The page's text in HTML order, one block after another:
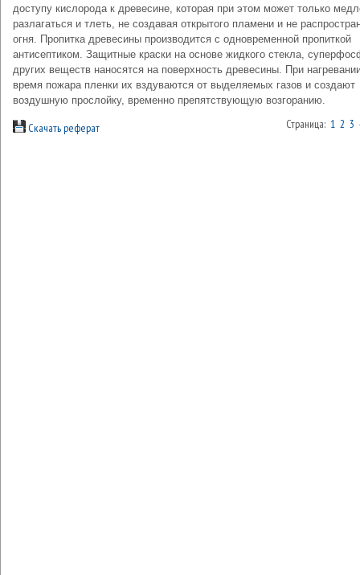
доступу кислорода к древесине, которая при этом может только
разлагаться и тлеть, не создавая открытого пламени и не
огня. Пропитка древесины производится с одновременной пропиткой
антисептиком. Защитные краски на основе жидкого стекла,
других веществ наносятся на поверхность древесины. При
время пожара пленки их вздуваются от выделяемых газов и создают
воздушную прослойку, временно препятствующую возгоранию.
Скачать реферат Страница: 1 2 3